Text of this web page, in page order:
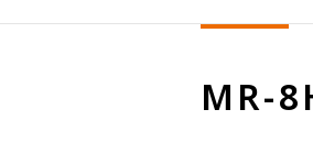
MR-